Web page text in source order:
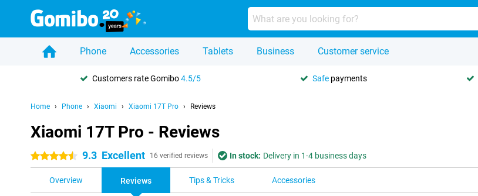
Phone Accessories Tablets Business Customer service
Customers rate Gomibo4.5/5 Safe payments
Home Phone Xiaomi Xiaomi 17T Pro Reviews
Xiaomi 17T Pro - Reviews
4.5 stars 9.3 Excellent 16 verified reviews In stock: Delivery in 1-4 business days
Overview Reviews Tips & Tricks Accessories